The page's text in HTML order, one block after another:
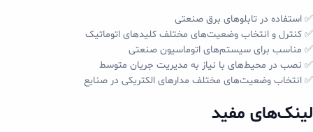
✅ استفاده در تابلوهای برق صنعتی
✅ کنترل و انتخاب وضعیت‌های مختلف کلیدهای اتوماتیک
✅ مناسب برای سیستم‌های اتوماسیون صنعتی
✅ نصب در محیط‌های با نیاز به مدیریت جریان متوسط
✅ انتخاب وضعیت‌های مختلف مدارهای الکتریکی در صنایع
لینک‌های مفید